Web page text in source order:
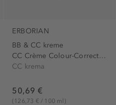
ERBORIAN
BB & CC kreme
CC Crème Colour-Correcting...
CC krema
50,69 €
(126,73 € / 100 ml)